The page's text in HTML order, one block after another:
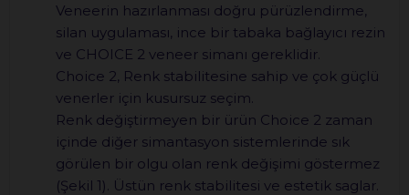
Veneerin hazırlanması doğru pürüzlendirme,
silan uygulaması, ince bir tabaka bağlayıcı rezin
ve CHOICE 2 veneer simanı gereklidir.
Choice 2, Renk stabilitesine sahip ve çok güçlü
venerler için kusursuz seçim.
Renk değiştirmeyen bir ürün Choice 2 zaman
içinde diğer simantasyon sistemlerinde sık
görülen bir olgu olan renk değişimi göstermez
(Şekil 1). Üstün renk stabilitesi ve estetik saglar.